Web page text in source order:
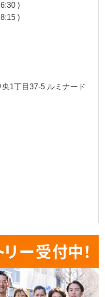
)
)
1丁目37-5 ルミナード